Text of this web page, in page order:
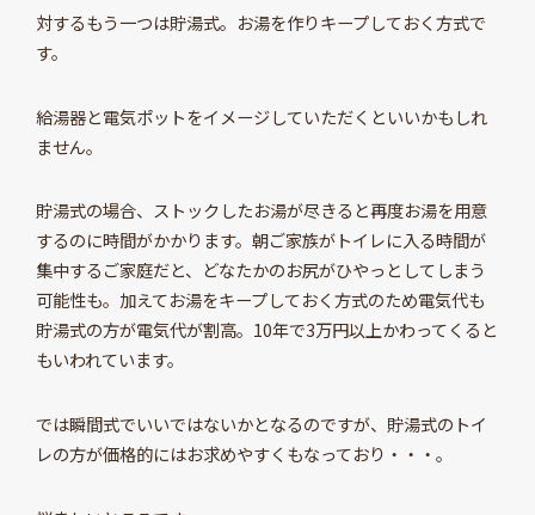
対するもう一つは貯湯式。お湯を作りキープしておく方式で
す。
給湯器と電気ポットをイメージしていただくといいかもしれ
ません。
貯湯式の場合、ストックしたお湯が尽きると再度お湯を用意
するのに時間がかかります。朝ご家族がトイレに入る時間が
集中するご家庭だと、どなたかのお尻がひやっとしてしまう
可能性も。加えてお湯をキープしておく方式のため電気代も
貯湯式の方が電気代が割高。10年で3万円以上かわってくると
もいわれています。
では瞬間式でいいではないかとなるのですが、貯湯式のトイ
レの方が価格的にはお求めやすくもなっており・・・。